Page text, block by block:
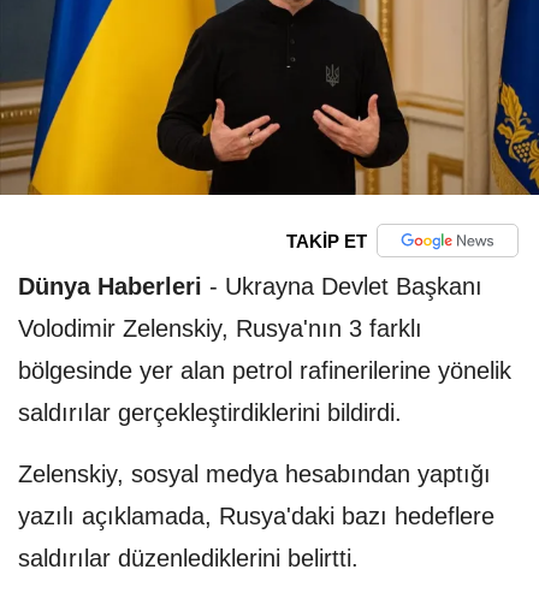
TAKİP ET
Dünya Haberleri - Ukrayna Devlet Başkanı
Volodimir Zelenskiy, Rusya'nın 3 farklı
bölgesinde yer alan petrol rafinerilerine yönelik
saldırılar gerçekleştirdiklerini bildirdi.
Zelenskiy, sosyal medya hesabından yaptığı
yazılı açıklamada, Rusya'daki bazı hedeflere
saldırılar düzenlediklerini belirtti.